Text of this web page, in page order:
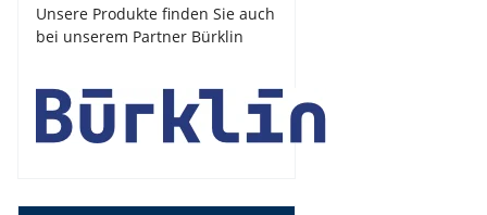
Unsere Produkte finden Sie auch
bei unserem Partner Bürklin